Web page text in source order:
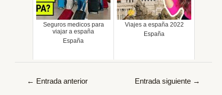
Seguros medicos para
viajar a españa
España
Viajes a españa 2022
España
Navegación
← Entrada anterior Entrada siguiente →